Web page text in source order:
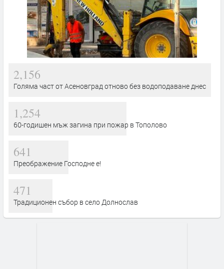
2,156
Голяма част от Асеновград отново без водоподаване днес
1,254
60-годишен мъж загина при пожар в Тополово
641
Преображение Господне е!
471
Традиционен събор в село Долнослав